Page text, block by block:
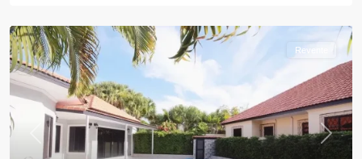
Previous Next
Revente